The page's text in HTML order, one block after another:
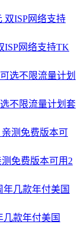
ISP网络支持TK
不限流量计划套
免费版本可用2
几款年付美国